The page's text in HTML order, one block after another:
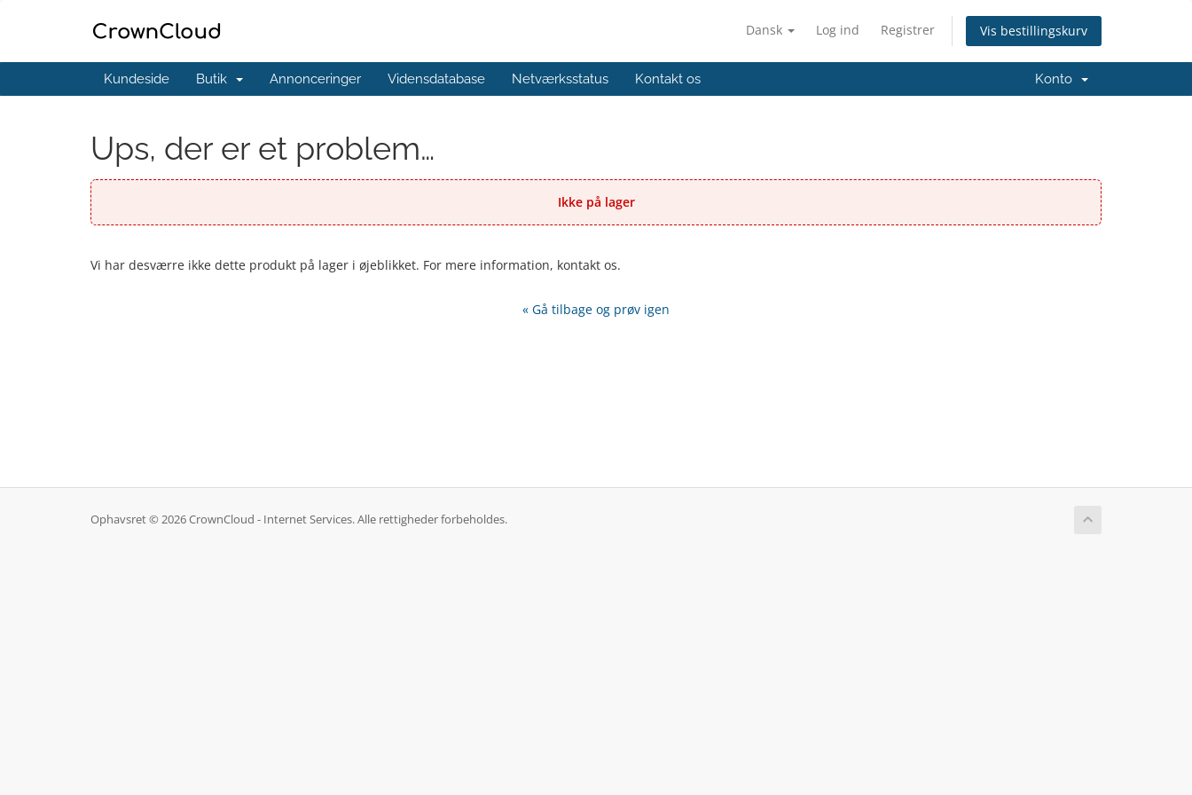
Dansk Log ind Registrer Vis bestillingskurv
Kundeside Butik Annonceringer Vidensdatabase Netværksstatus Kontakt os Konto
Ups, der er et problem…
Ikke på lager
Vi har desværre ikke dette produkt på lager i øjeblikket. For mere information, kontakt os.
« Gå tilbage og prøv igen
Ophavsret © 2026 CrownCloud - Internet Services. Alle rettigheder forbeholdes.